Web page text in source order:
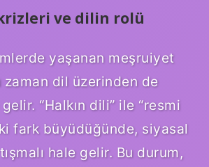
ve dilin rolü
yaşanan meşruiyet
dil üzerinden de
“Halkın dili” ile “resmi
fark büyüdüğünde, siyasal
hale gelir. Bu durum,